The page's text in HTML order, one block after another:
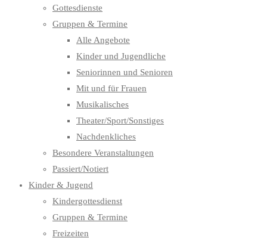
Gottesdienste
Gruppen & Termine
Alle Angebote
Kinder und Jugendliche
Seniorinnen und Senioren
Mit und für Frauen
Musikalisches
Theater/Sport/Sonstiges
Nachdenkliches
Besondere Veranstaltungen
Passiert/Notiert
Kinder & Jugend
Kindergottesdienst
Gruppen & Termine
Freizeiten